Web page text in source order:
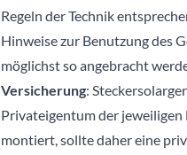
Regeln der Technik
Hinweise zur Benutzung des
möglichst so angebracht
Versicherung:
Privateigentum der jeweiligen
montiert, sollte daher eine